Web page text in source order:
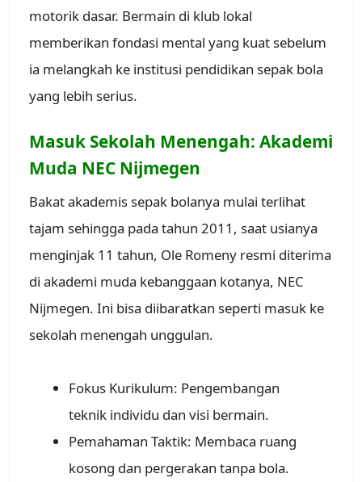
motorik dasar. Bermain di klub lokal
memberikan fondasi mental yang kuat sebelum
ia melangkah ke institusi pendidikan sepak bola
yang lebih serius.
Masuk Sekolah Menengah: Akademi
Muda NEC Nijmegen
Bakat akademis sepak bolanya mulai terlihat
tajam sehingga pada tahun 2011, saat usianya
menginjak 11 tahun, Ole Romeny resmi diterima
di akademi muda kebanggaan kotanya, NEC
Nijmegen. Ini bisa diibaratkan seperti masuk ke
sekolah menengah unggulan.
Fokus Kurikulum: Pengembangan
teknik individu dan visi bermain.
Pemahaman Taktik: Membaca ruang
kosong dan pergerakan tanpa bola.